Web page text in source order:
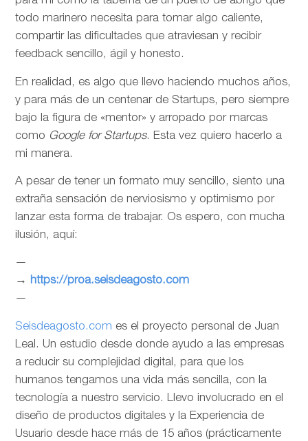
todo marinero necesita para tomar algo caliente,
compartir las dificultades que atraviesan y recibir
feedback sencillo, ágil y honesto.
En realidad, es algo que llevo haciendo muchos años,
y para más de un centenar de Startups, pero siempre
bajo la figura de «mentor» y arropado por marcas
como Google for Startups. Esta vez quiero hacerlo a
mi manera.
A pesar de tener un formato muy sencillo, siento una
extraña sensación de nerviosismo y optimismo por
lanzar esta forma de trabajar. Os espero, con mucha
ilusión, aquí:
—
→ https://proa.seisdeagosto.com
—
Seisdeagosto.com es el proyecto personal de Juan
Leal. Un estudio desde donde ayudo a las empresas
a reducir su complejidad digital, para que los
humanos tengamos una vida más sencilla, con la
tecnología a nuestro servicio. Llevo involucrado en el
diseño de productos digitales y la Experiencia de
Usuario desde hace más de 15 años (prácticamente